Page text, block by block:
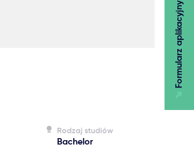
Formularz aplikacyjny
Rodzaj studiów
Bachelor